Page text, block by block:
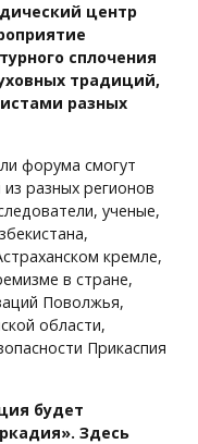
центр
сплочения
традиций,
разных
форума смогут
разных регионов
ученые,
кремле,
в стране,
Поволжья,
области,
Прикаспия
будет
Здесь